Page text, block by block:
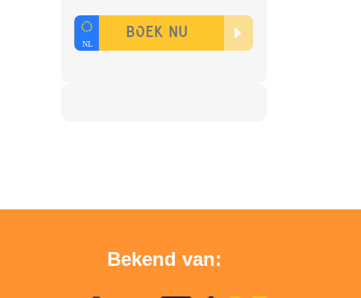
Bekend van: